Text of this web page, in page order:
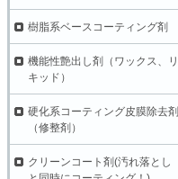
樹脂系ベースコーティング剤
機能性艶出し剤（ワックス、リ
キッド）
硬化系コーティング皮膜除去剤
（修整剤）
クリーンコート剤(汚れ落とし